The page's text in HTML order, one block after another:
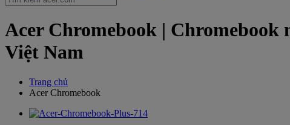
Acer Chromebook | Chromebook
Việt Nam
Trang chủ
Acer Chromebook